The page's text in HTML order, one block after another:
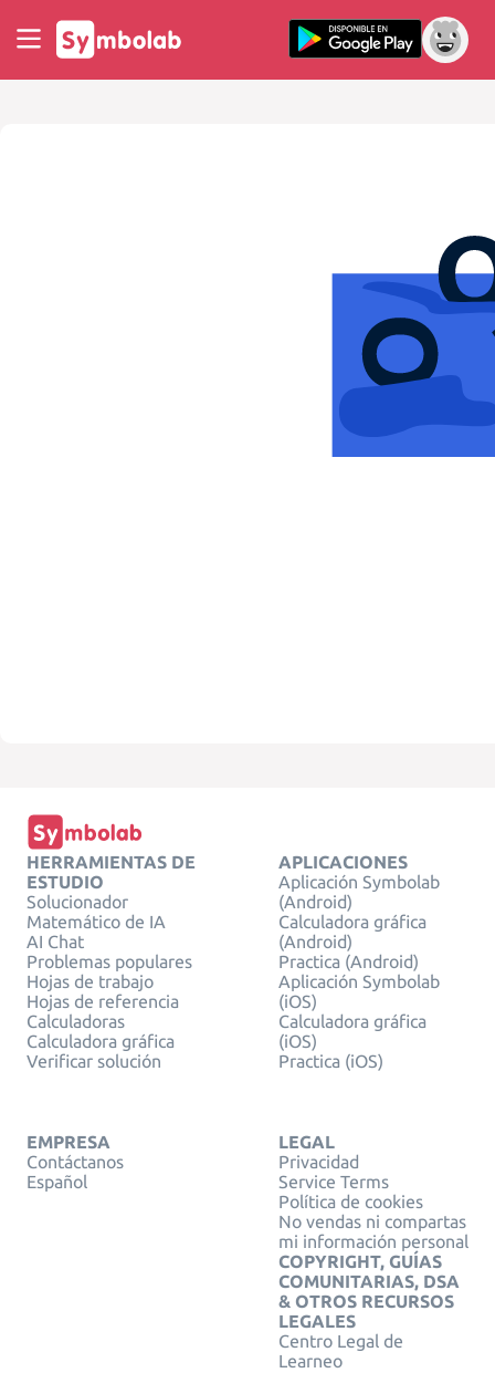
HERRAMIENTAS DE
ESTUDIO
Solucionador
Matemático de IA
AI Chat
Problemas populares
Hojas de trabajo
Hojas de referencia
Calculadoras
Calculadora gráfica
Verificar solución
APLICACIONES
Aplicación Symbolab
(Android)
Calculadora gráfica
(Android)
Practica (Android)
Aplicación Symbolab
(iOS)
Calculadora gráfica
(iOS)
Practica (iOS)
EMPRESA
Contáctanos
Español
LEGAL
Privacidad
Service Terms
Política de cookies
No vendas ni compartas
mi información personal
COPYRIGHT, GUÍAS
COMUNITARIAS, DSA
& OTROS RECURSOS
LEGALES
Centro Legal de
Learneo